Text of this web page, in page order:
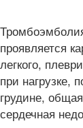
проявляется
легкого,
при нагрузке,
грудине,
сердечная